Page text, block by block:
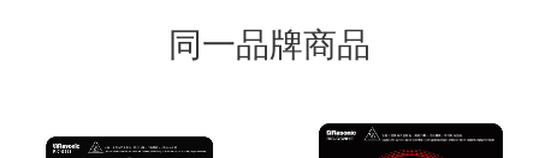
同一品牌商品